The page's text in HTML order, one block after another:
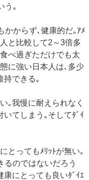
う｡
かからず､健康的だ｡ｱﾒ
と比較して2～3倍多
べ過ぎただけでも太
に強い日本人は､多少
持できる｡
｡我慢に耐えられなく
いてしまう｡そしてﾀﾞｲ
とってもﾒﾘｯﾄが無い｡
るのではないだろう
にとっても良いﾀﾞｲｴ